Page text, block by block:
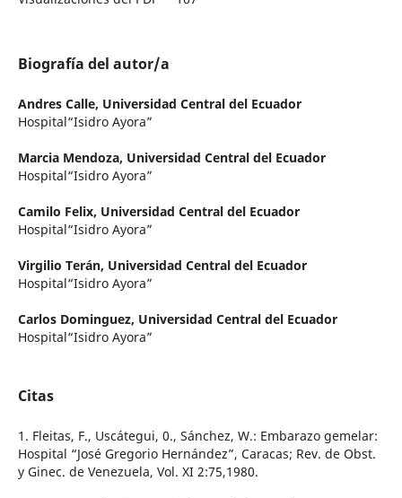
Biografía del autor/a
Andres Calle, Universidad Central del Ecuador
Hospital“Isidro Ayora”
Marcia Mendoza, Universidad Central del Ecuador
Hospital“Isidro Ayora”
Camilo Felix, Universidad Central del Ecuador
Hospital“Isidro Ayora”
Virgilio Terán, Universidad Central del Ecuador
Hospital“Isidro Ayora”
Carlos Dominguez, Universidad Central del Ecuador
Hospital“Isidro Ayora”
Citas
1. Fleitas, F., Uscátegui, 0., Sánchez, W.: Embarazo gemelar:
Hospital “José Gregorio Hernández”, Caracas; Rev. de Obst.
y Ginec. de Venezuela, Vol. XI 2:75,1980.